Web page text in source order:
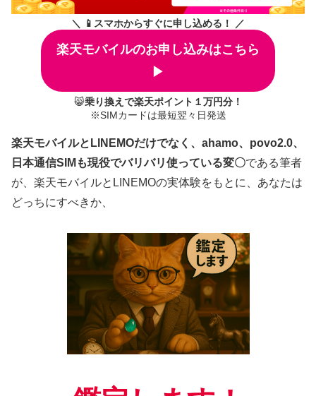
＼ 📱スマホからすぐに申し込める！ ／
楽天モバイルのお申し込みはこちら
▶
😸乗り換えで楽天ポイント１万円分！
※SIMカードは最短翌々日発送
楽天モバイルとLINEMOだけでなく、ahamo、povo2.0、
日本通信SIMも現役でバリバリ使っている変〇である筆者
が、楽天モバイルとLINEMOの実体験をもとに、あなたは
どっちにすべきか、